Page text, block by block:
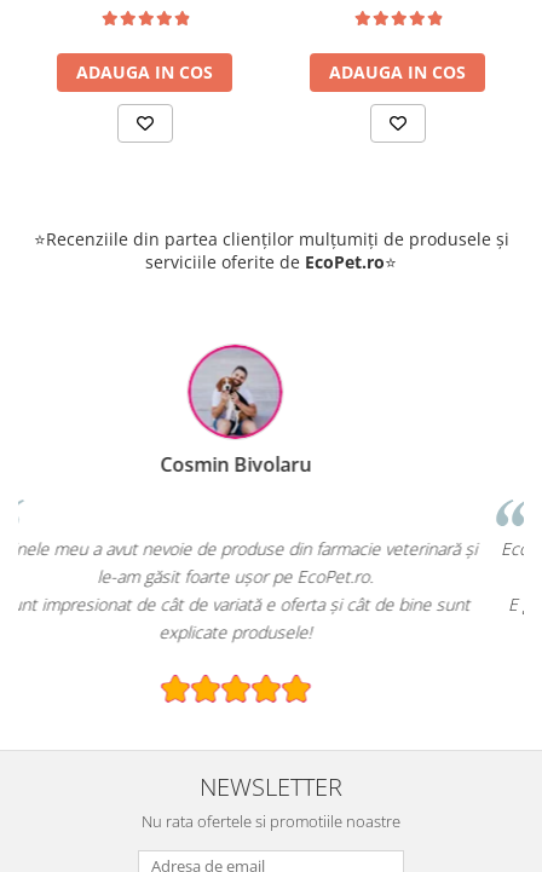
ADAUGA IN COS ADAUGA IN COS
⭐Recenziile din partea clienților mulțumiți de produsele și
serviciile oferite de EcoPet.ro⭐
și
Raluca Popescu
EcoPet.ro este salvarea mea de fiecare dată când am nevoie de
hrană sau produse pentru păsările exotice din volieră.
E greu să găsești un magazin online cu o gamă atât de largă și
specializată.
NEWSLETTER
Nu rata ofertele si promotiile noastre